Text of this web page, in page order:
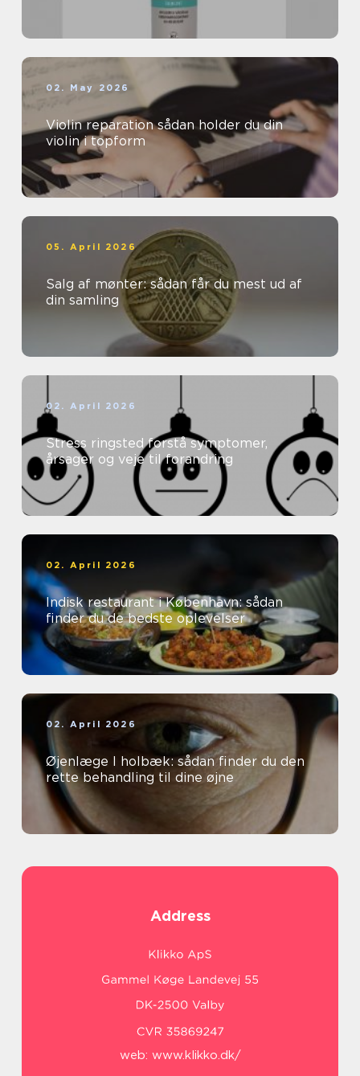
02. May 2026
Violin reparation sådan holder du din
violin i topform
05. April 2026
Salg af mønter: sådan får du mest ud af
din samling
02. April 2026
Stress ringsted forstå symptomer,
årsager og veje til forandring
02. April 2026
Indisk restaurant i København: sådan
finder du de bedste oplevelser
02. April 2026
Øjenlæge I holbæk: sådan finder du den
rette behandling til dine øjne
Address
web: www.klikko.dk/